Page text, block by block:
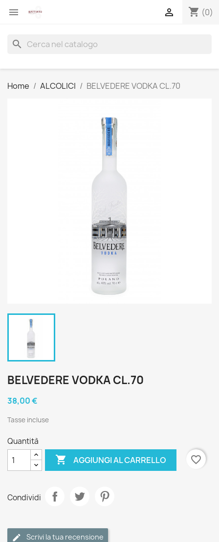
 shopping_cart (0)

search
Home ALCOLICI BELVEDERE VODKA CL.70
BELVEDERE VODKA CL.70
38,00 €
Tasse incluse
Quantità
 AGGIUNGI AL CARRELLO favorite_border
Condividi
Scrivi la tua recensione